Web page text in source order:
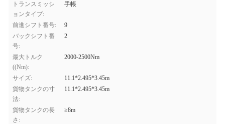
トランスミッシ
ョンタイプ:
手帳
前進シフト番号:
9
バックシフト番
号:
2
最大トルク
((Nm):
2000-2500Nm
サイズ:
11.1*2.495*3.45m
貨物タンクの寸
法:
11.1*2.495*3.45m
貨物タンクの長
さ:
≥8m